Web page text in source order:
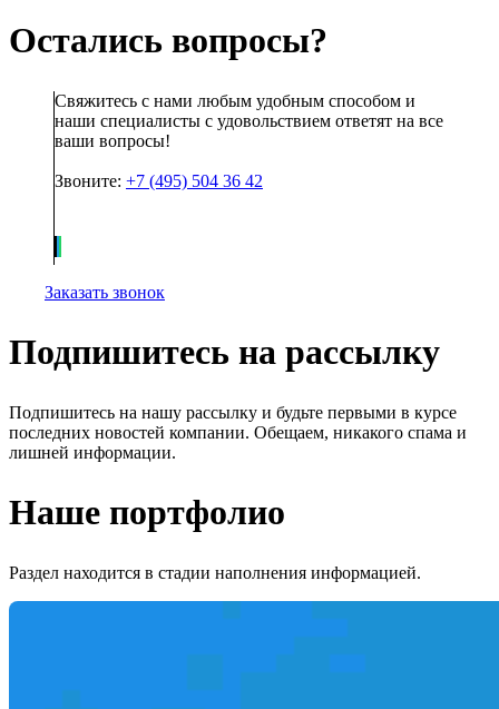
Остались вопросы?
Свяжитесь с нами любым удобным способом и
наши специалисты с удовольствием ответят на все
ваши вопросы!
Звоните: +7 (495) 504 36 42
Заказать звонок
Подпишитесь на рассылку
Подпишитесь на нашу рассылку и будьте первыми в курсе
последних новостей компании. Обещаем, никакого спама и
лишней информации.
Наше портфолио
Раздел находится в стадии наполнения информацией.